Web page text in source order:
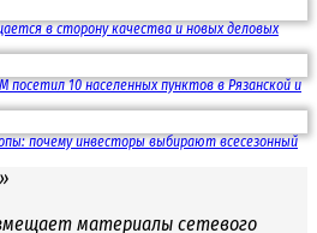
в сторону качества и новых деловых
10 населенных пунктов в Рязанской и
почему инвесторы выбирают всесезонный
материалы сетевого